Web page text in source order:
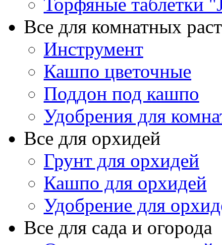
Все для комнатных
Инструмент
Кашпо цветочные
Поддон под кашпо
Удобрения для
Все для орхидей
Грунт для орхидей
Кашпо для орхидей
Удобрение для
Все для сада и огорода